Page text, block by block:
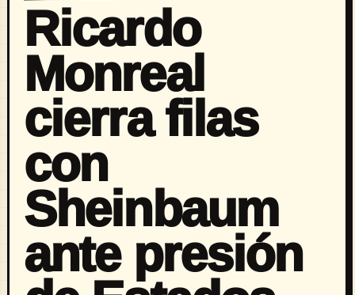
Ricardo
Monreal
cierra filas
con
Sheinbaum
ante presión